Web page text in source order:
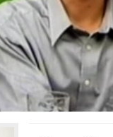
Állapot
:
0%